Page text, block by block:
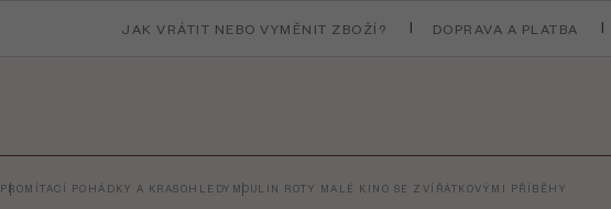
JAK VRÁTIT NEBO VYMĚNIT ZBOŽÍ? DOPRAVA A PLATBA
PROMÍTACÍ POHÁDKY A KRASOHLEDY MOULIN ROTY MALÉ KINO SE ZVÍŘÁTKOVÝMI PŘÍBĚHY